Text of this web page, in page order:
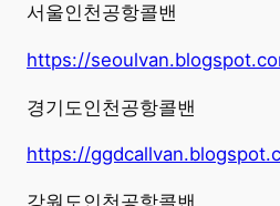
서울인천공항콜밴
https://
경기도인천공항콜밴
https://